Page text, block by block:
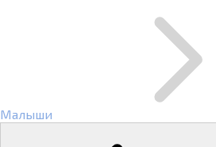
Малыши